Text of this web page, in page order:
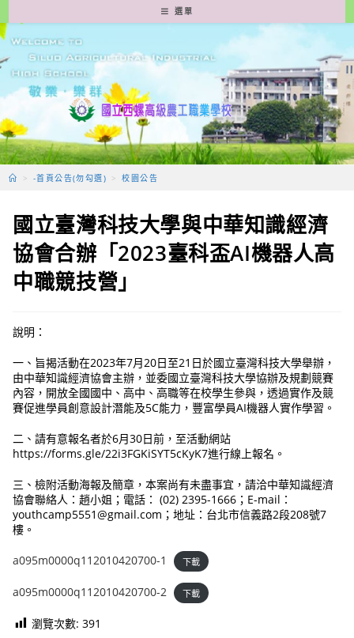
轉
至
要
容
選單
> -首頁公告(勿勾選) > 校園公告
國立臺灣科技大學與中華知識經濟
協會合辦「2023臺科盃AI機器人高
中職競技營」
說明：
一、旨揭活動在2023年7月20日至21日於國立臺灣科技大學舉辦，
由中華知識經濟協會主辦，並委國立臺灣科技大學協辦及規劃競賽
內容，開放全國國中、高中、高職等在校學生參與，透過實作及競
賽促進學員創意設計潛能及5C能力，豐富學員AI機器人實作學習。
二、請有意報名者於6月30日前，至活動網站
https://forms.gle/22i3FGKiSYT5cKyK7進行線上報名。
三、檢附活動海報及簡章，本案尚有未盡事宜，請洽中華知識經濟
協會聯絡人：趙小姐；電話： (02) 2395-1666；E-mail：
youthcamp5551@gmail.com；地址：台北市信義路2段208號7
樓。
a095m0000q112010420700-1 下載
a095m0000q112010420700-2 下載
瀏覽次數: 391